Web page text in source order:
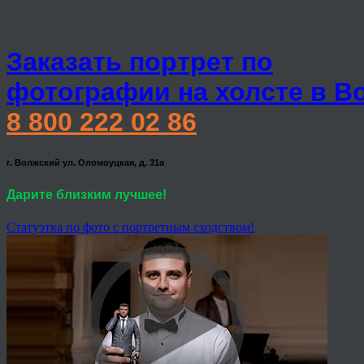
Заказать портрет по
фотографии на холсте в
8 800 222 02 86
г. Волжский ул. Оломоуцкая, д. 31а
Дарите близким лучшее!
Статуэтка по фото с портретным сходством!